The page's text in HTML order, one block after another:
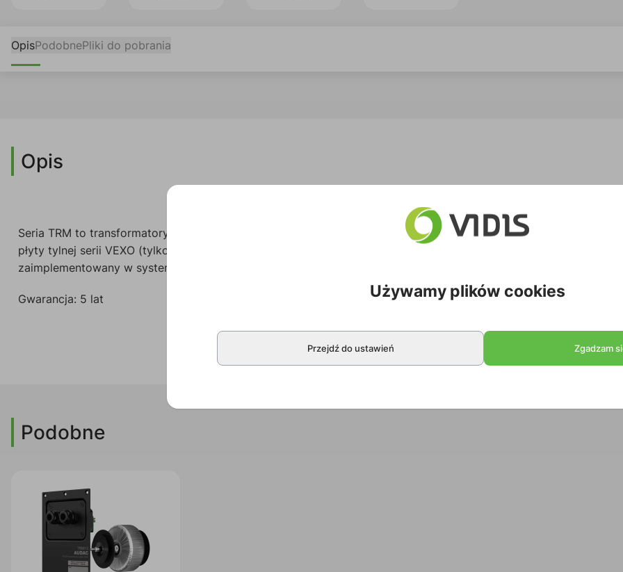
OpisPodobnePliki do pobrania
Opis
Seria TRM to transformatory liniowe 70/100 V, które można opcjonalnie zaimplementować w pasywnych
płyty tylnej serii VEXO (tylko warianty pasywne) i zastąpienie jej płytą tylną 70/100 V, na której zintegrowany
zaimplementowany w systemach 70/100V.
Gwarancja: 5 lat
Podobne
Używamy plików cookies
Przejdź do ustawień Zgadzam